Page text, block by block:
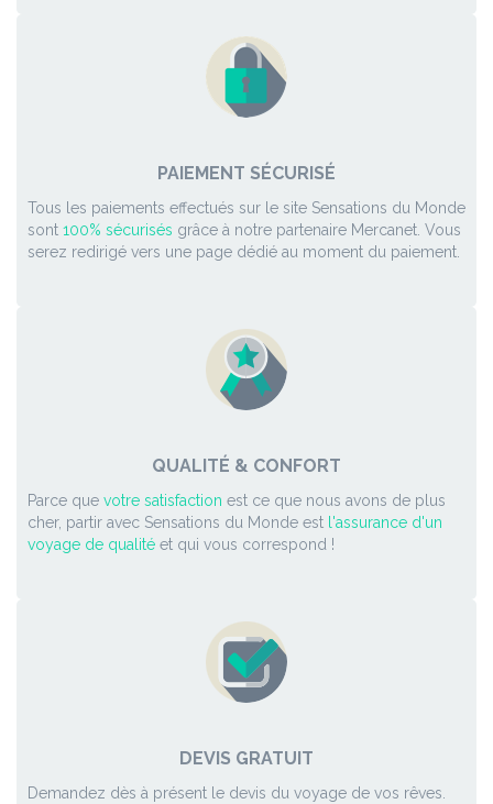
PAIEMENT SÉCURISÉ
Tous les paiements effectués sur le site Sensations du Monde
sont 100% sécurisés grâce à notre partenaire Mercanet. Vous
serez redirigé vers une page dédié au moment du paiement.
QUALITÉ & CONFORT
Parce que votre satisfaction est ce que nous avons de plus
cher, partir avec Sensations du Monde est l'assurance d'un
voyage de qualité et qui vous correspond !
DEVIS GRATUIT
Demandez dès à présent le devis du voyage de vos rêves.